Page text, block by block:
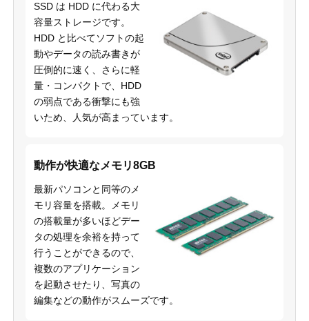
SSD は HDD に代わる大
容量ストレージです。
HDD と比べてソフトの起
動やデータの読み書きが
圧倒的に速く、さらに軽
量・コンパクトで、HDD
の弱点である衝撃にも強
いため、人気が高まっています。
動作が快適なメモリ8GB
最新パソコンと同等のメ
モリ容量を搭載。メモリ
の搭載量が多いほどデー
タの処理を余裕を持って
行うことができるので、
複数のアプリケーション
を起動させたり、写真の
編集などの動作がスムーズです。